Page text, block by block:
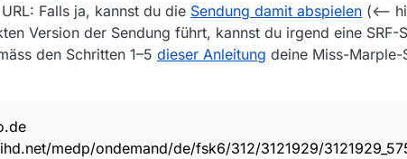
Falls ja, kannst du die Sendung damit abspielen (<--
Version der Sendung führt, kannst du irgend eine SRF-
den Schritten 1–5 dieser Anleitung deine Miss-Marple-
medp/ondemand/de/fsk6/312/3121929/